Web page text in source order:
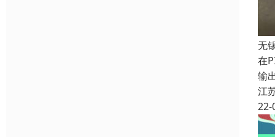
无
在
输
江
22-